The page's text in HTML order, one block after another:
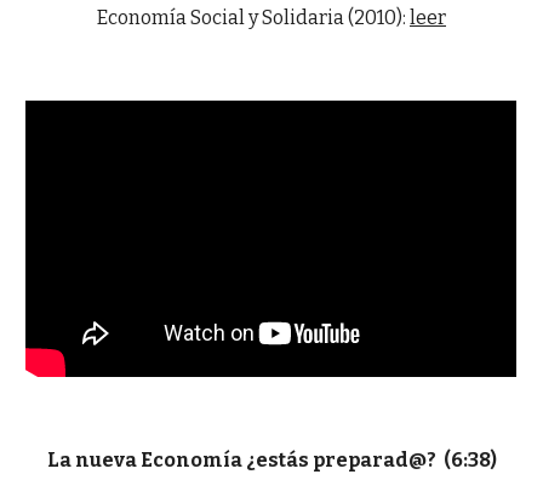
Economía Social y Solidaria (2010): leer
La nueva Economía ¿estás preparad@? (6:38)